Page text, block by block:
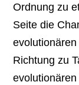
Ordnung zu
Seite die
Richtung zu